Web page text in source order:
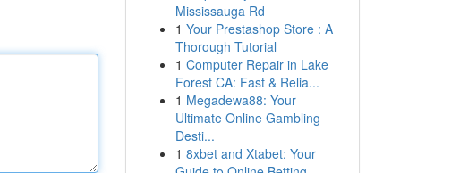
Mississauga Rd
1 Your Prestashop Store : A
Thorough Tutorial
1 Computer Repair in Lake
Forest CA: Fast & Relia...
1 Megadewa88: Your
Ultimate Online Gambling
Desti...
1 8xbet and Xtabet: Your